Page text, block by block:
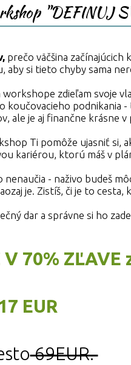
"DEFINUJ
prečo väčšina začínajúcich
aby si tieto chyby sama
zdieľam svoje
koučovacieho podnikania
ale je aj finančne krásne v
Ti pomôže ujasniť si,
kariérou, ktorú máš v
- naživo budeš
je. Zistíš, či je to cesta,
dar a správne si ho
70% ZĽAVE
EUR
69EUR.